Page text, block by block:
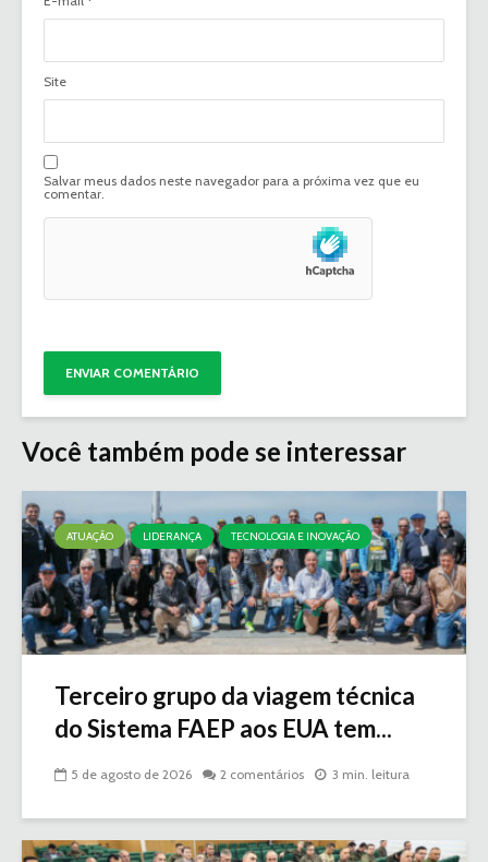
Site
Salvar meus dados neste navegador para a próxima vez que eu
comentar.
Você também pode se interessar
ATUAÇÃO LIDERANÇA TECNOLOGIA E INOVAÇÃO
Terceiro grupo da viagem técnica
do Sistema FAEP aos EUA tem...
5 de agosto de 2026 2 comentários 3 min. leitura